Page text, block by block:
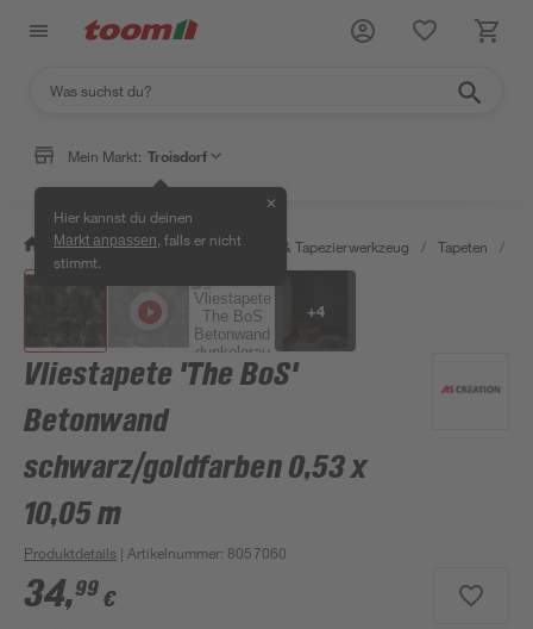
Mein Markt: Troisdorf
Hier kannst du deinen
Markt anpassen , falls er nicht
stimmt.
✕
/ Wohnen & Haushalt / Tapeten & Tapezierwerkzeug / Tapeten /
+4
Vliestapete 'The BoS'
Betonwand
schwarz/goldfarben 0,53 x
10,05 m
Produktdetails | Artikelnummer: 8057060
34,99 €